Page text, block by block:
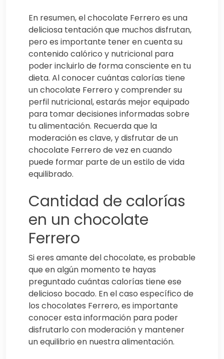
En resumen, el chocolate Ferrero es una
deliciosa tentación que muchos disfrutan,
pero es importante tener en cuenta su
contenido calórico y nutricional para
poder incluirlo de forma consciente en tu
dieta. Al conocer cuántas calorías tiene
un chocolate Ferrero y comprender su
perfil nutricional, estarás mejor equipado
para tomar decisiones informadas sobre
tu alimentación. Recuerda que la
moderación es clave, y disfrutar de un
chocolate Ferrero de vez en cuando
puede formar parte de un estilo de vida
equilibrado.
Cantidad de calorías
en un chocolate
Ferrero
Si eres amante del chocolate, es probable
que en algún momento te hayas
preguntado cuántas calorías tiene ese
delicioso bocado. En el caso específico de
los chocolates Ferrero, es importante
conocer esta información para poder
disfrutarlo con moderación y mantener
un equilibrio en nuestra alimentación.